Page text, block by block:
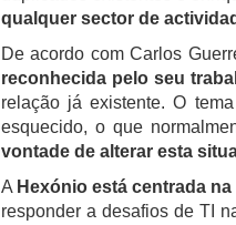
qualquer sector de
De acordo com Carlos
reconhecida pelo seu
relação já existente. O
esquecido, o que
vontade de alterar esta
A Hexónio está centrada
responder a desafios de TI